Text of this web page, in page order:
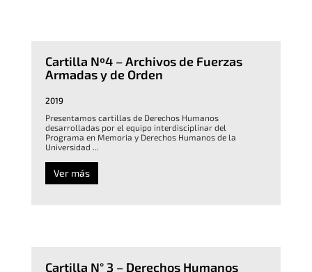
Cartilla Nº4 – Archivos de Fuerzas
Armadas y de Orden
2019
Presentamos cartillas de Derechos Humanos
desarrolladas por el equipo interdisciplinar del
Programa en Memoria y Derechos Humanos de la
Universidad ...
Ver más
Cartilla N° 3 – Derechos Humanos